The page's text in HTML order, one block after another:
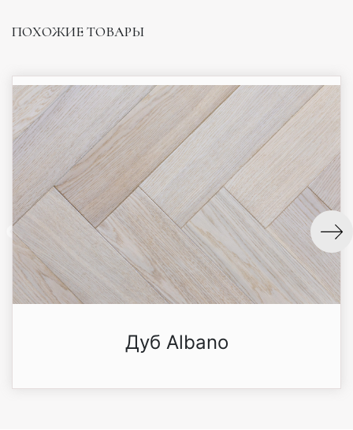
ПОХОЖИЕ ТОВАРЫ
Дуб Albano